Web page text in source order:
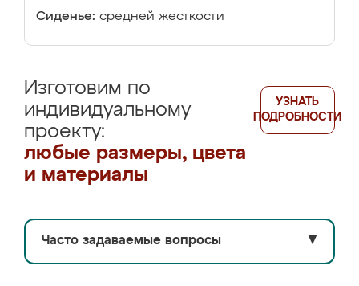
Сиденье: средней жесткости
Изготовим по
индивидуальному
проекту:
любые размеры, цвета
и материалы
УЗНАТЬ
ПОДРОБНОСТИ
Часто задаваемые вопросы ▼